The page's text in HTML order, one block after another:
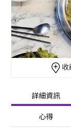
收
詳細資訊
心得